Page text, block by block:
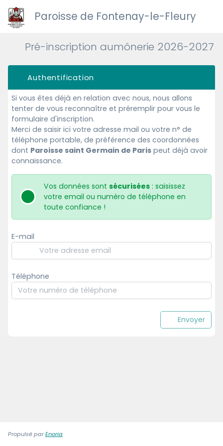
Paroisse de Fontenay-le-Fleury
Pré-inscription aumônerie 2026-2027
Authentification
Si vous êtes déjà en relation avec nous, nous allons
tenter de vous reconnaître et préremplir pour vous le
formulaire d'inscription.
Merci de saisir ici votre adresse mail ou votre n° de
téléphone portable, de préférence des coordonnées
dont Paroisse saint Germain de Paris peut déjà avoir
connaissance.
Vos données sontsécurisées : saisissez
votre email ou numéro de téléphone en
toute confiance !
E-mail
Téléphone
Envoyer
Propulsé parEnoria